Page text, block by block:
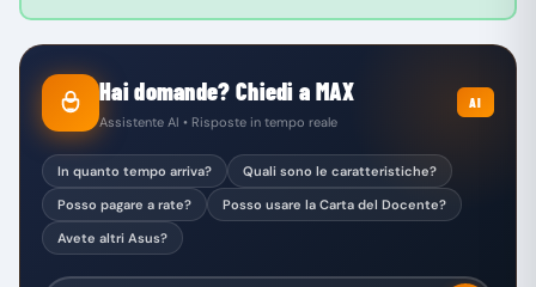
Hai domande? Chiedi a MAX
Assistente AI • Risposte in tempo reale
AI
In quanto tempo arriva?
Quali sono le caratteristiche?
Posso pagare a rate?
Posso usare la Carta del Docente?
Avete altri Asus?